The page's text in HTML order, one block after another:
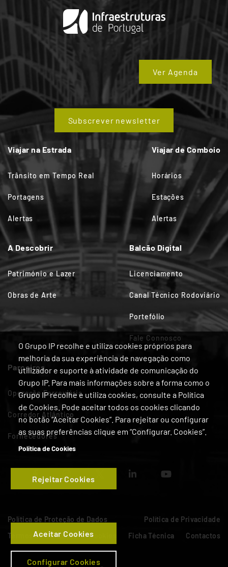
O Grupo IP recolhe e utiliza cookies próprios para
melhoria da sua experiência de navegação como
utilizador e suporte à atividade de comunicação do
Grupo IP. Para mais informações sobre a forma como o
Grupo IP recolhe e utiliza cookies, consulte a Política
de Cookies. Pode aceitar todos os cookies clicando
no botão “Aceitar Cookies”. Para rejeitar ou configurar
as suas preferências clique em “Configurar. Cookies”.
Política de Cookies
Configurar Cookies
Rejeitar Cookies
Aceitar Cookies
Ver Agenda
Subscrever newsletter
Viajar na Estrada
Trânsito em Tempo Real
Portagens
Alertas
Viajar de Comboio
Horários
Estações
Alertas
A Descobrir
Património e Lazer
Obras de Arte
Balcão Digital
Licenciamento
Canal Técnico Rodoviário
Portefólio
Fale Connosco
Parceiros
Operação Ferroviária
Corredor Atlântico
Fornecedores
Política de Proteção de Dados
Política de Privacidade
Termos de Utilização
Cookies Ficha Técnica Contactos